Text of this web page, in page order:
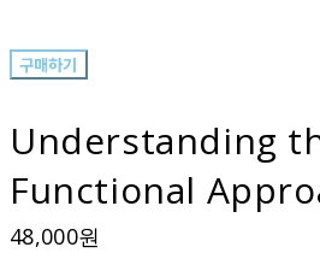
구매하기
Understanding
Functional
48,000원